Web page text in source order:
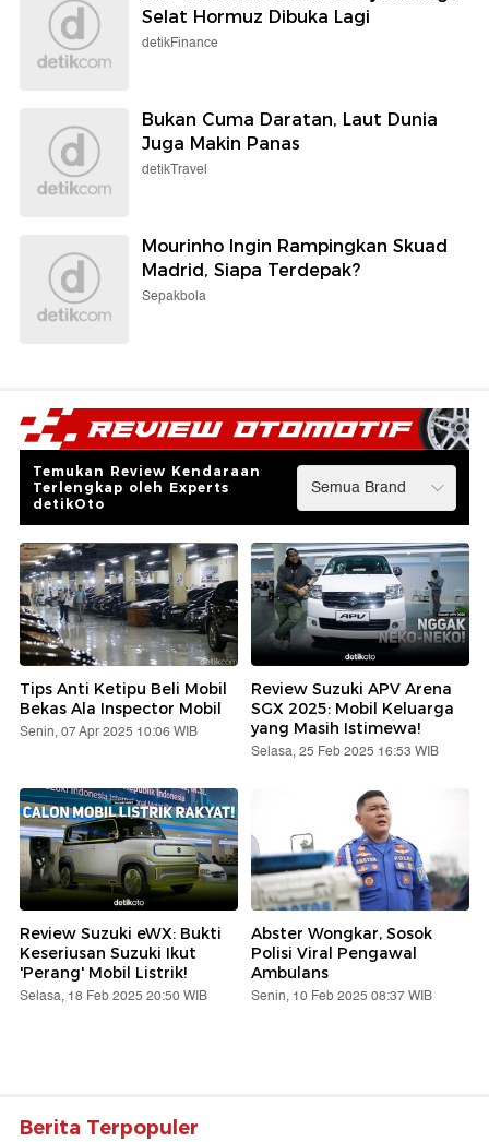
Selat Hormuz Dibuka Lagi
detikFinance
Bukan Cuma Daratan, Laut Dunia
Juga Makin Panas
detikTravel
Mourinho Ingin Rampingkan Skuad
Madrid, Siapa Terdepak?
Sepakbola
Temukan Review Kendaraan
Terlengkap oleh Experts
detikOto
Tips Anti Ketipu Beli Mobil
Bekas Ala Inspector Mobil
Senin, 07 Apr 2025 10:06 WIB
Review Suzuki APV Arena
SGX 2025: Mobil Keluarga
yang Masih Istimewa!
Selasa, 25 Feb 2025 16:53 WIB
Review Suzuki eWX: Bukti
Keseriusan Suzuki Ikut
'Perang' Mobil Listrik!
Selasa, 18 Feb 2025 20:50 WIB
Abster Wongkar, Sosok
Polisi Viral Pengawal
Ambulans
Senin, 10 Feb 2025 08:37 WIB
Berita Terpopuler